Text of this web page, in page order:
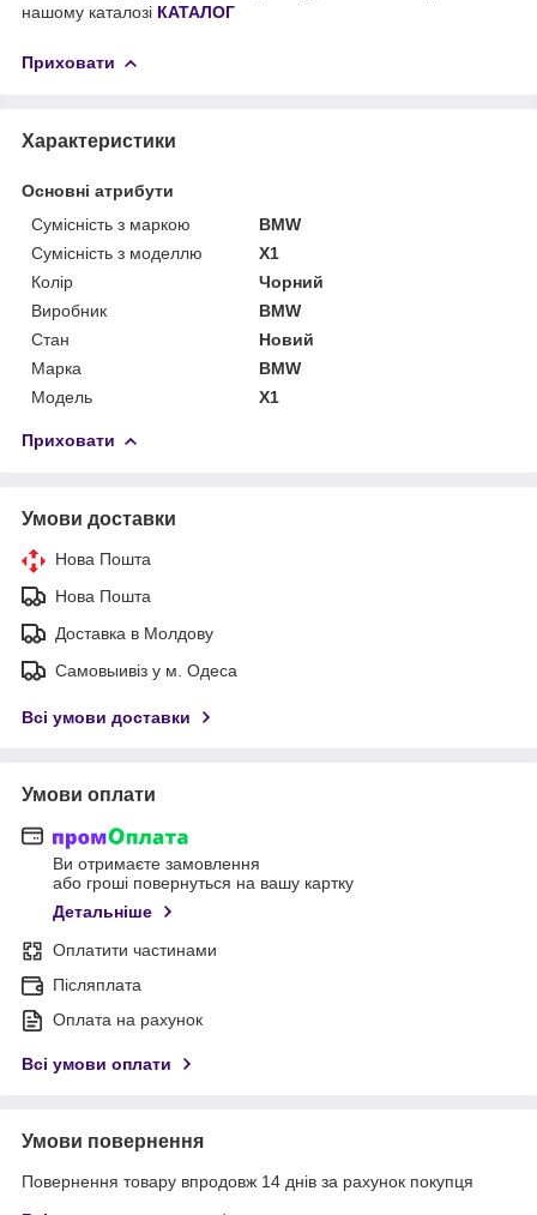
нашому каталозі КАТАЛОГ
Приховати
Характеристики
Основні атрибути
Сумісність з маркою
BMW
Сумісність з моделлю
X1
Колір
Чорний
Виробник
BMW
Стан
Новий
Марка
BMW
Модель
X1
Приховати
Умови доставки
Нова Пошта
Нова Пошта
Доставка в Молдову
Самовыивіз у м. Одеса
Всі умови доставки
Умови оплати
Ви отримаєте замовлення
або гроші повернуться на вашу картку
Детальніше
Оплатити частинами
Післяплата
Оплата на рахунок
Всі умови оплати
Умови повернення
Повернення товару впродовж 14 днів за рахунок покупця